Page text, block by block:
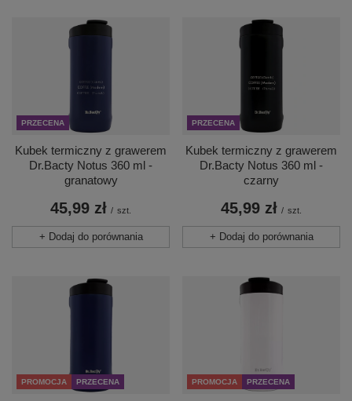
PRZECENA
Kubek termiczny z grawerem
Dr.Bacty Notus 360 ml -
granatowy
45,99 zł / szt.
+ Dodaj do porównania
PRZECENA
Kubek termiczny z grawerem
Dr.Bacty Notus 360 ml -
czarny
45,99 zł / szt.
+ Dodaj do porównania
PROMOCJA PRZECENA PROMOCJA PRZECENA